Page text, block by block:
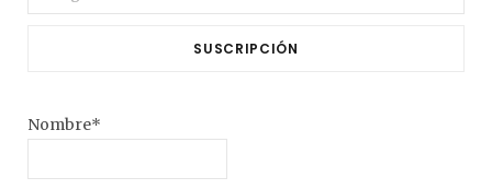
SUSCRIPCIÓN
Nombre*